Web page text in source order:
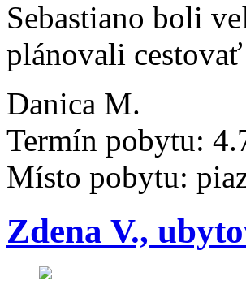
Sebastiano boli
plánovali
Danica M.
Termín pobytu:
Místo pobytu:
Zdena V.,